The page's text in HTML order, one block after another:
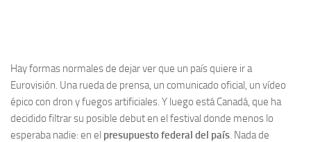
Hay formas normales de dejar ver que un país quiere ir a
Eurovisión. Una rueda de prensa, un comunicado oficial, un vídeo
épico con dron y fuegos artificiales. Y luego está Canadá, que ha
decidido filtrar su posible debut en el festival donde menos lo
esperaba nadie: en el presupuesto federal del país. Nada de